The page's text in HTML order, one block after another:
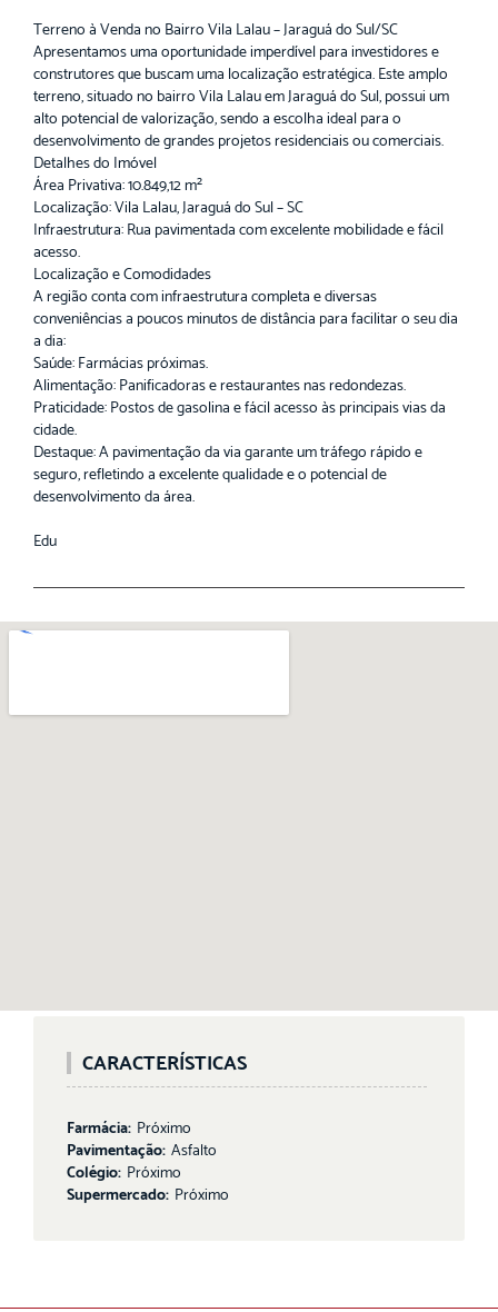
Terreno à Venda no Bairro Vila Lalau – Jaraguá do Sul/SC
Apresentamos uma oportunidade imperdível para investidores e
construtores que buscam uma localização estratégica. Este amplo
terreno, situado no bairro Vila Lalau em Jaraguá do Sul, possui um
alto potencial de valorização, sendo a escolha ideal para o
desenvolvimento de grandes projetos residenciais ou comerciais.
Detalhes do Imóvel
Área Privativa: 10.849,12 m²
Localização: Vila Lalau, Jaraguá do Sul – SC
Infraestrutura: Rua pavimentada com excelente mobilidade e fácil
acesso.
Localização e Comodidades
A região conta com infraestrutura completa e diversas
conveniências a poucos minutos de distância para facilitar o seu dia
a dia:
Saúde: Farmácias próximas.
Alimentação: Panificadoras e restaurantes nas redondezas.
Praticidade: Postos de gasolina e fácil acesso às principais vias da
cidade.
Destaque: A pavimentação da via garante um tráfego rápido e
seguro, refletindo a excelente qualidade e o potencial de
desenvolvimento da área.
Edu
CARACTERÍSTICAS
Farmácia: Próximo
Pavimentação: Asfalto
Colégio: Próximo
Supermercado: Próximo